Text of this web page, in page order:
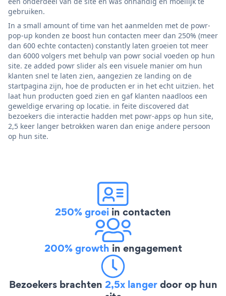
gebruiken.
In a small amount of time van het aanmelden met de powr-
pop-up konden ze boost hun contacten meer dan 250% (meer
dan 600 echte contacten) constantly laten groeien tot meer
dan 6000 volgers met behulp van powr social voeden op hun
site. ze added powr slider als een visuele manier om hun
klanten snel te laten zien, aangezien ze landing on de
startpagina zijn, hoe de producten er in het echt uitzien. het
laat hun producten goed zien en gaf klanten naadloos een
geweldige ervaring op locatie. in feite discovered dat
bezoekers die interactie hadden met powr-apps op hun site,
2,5 keer langer betrokken waren dan enige andere persoon
op hun site.
250% groei in contacten
200% growth in engagement
Bezoekers brachten 2,5x langerdoor op hun